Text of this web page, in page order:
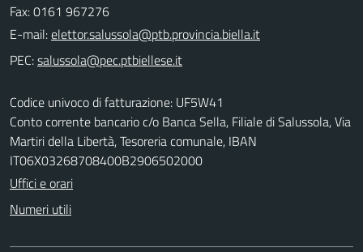
Fax: 0161 967276
E-mail:
PEC:
Codice univoco di fatturazione: UF5W41
Conto corrente bancario c/o Banca Sella, Filiale di Salussola, Via
Martiri della Libertà, Tesoreria comunale, IBAN
IT06X03268708400B2906502000
Uffici e orari
Numeri utili